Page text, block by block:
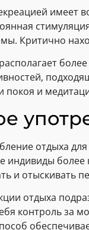
имеет
Критично
покоя и
отдыха
индивиды
и отыскивать
отдыха
контроль за